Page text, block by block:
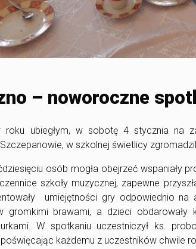
– noworoczne
ubiegłym, w sobotę 4 stycznia na
w szkolnej świetlicy
osób mogła obejrzeć wspaniały
szkoły muzycznej, zapewne
umiejętności gry odpowiednio
gromkimi brawami, a dzieci obdarowały
W spotkaniu uczestniczył ks.
każdemu z uczestników chwile